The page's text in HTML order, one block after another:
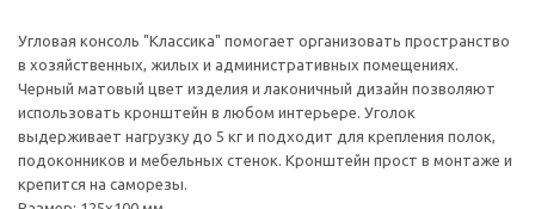
Угловая консоль "Классика" помогает организовать пространство
в хозяйственных, жилых и административных помещениях.
Черный матовый цвет изделия и лаконичный дизайн позволяют
использовать кронштейн в любом интерьере. Уголок
выдерживает нагрузку до 5 кг и подходит для крепления полок,
подоконников и мебельных стенок. Кронштейн прост в монтаже и
крепится на саморезы.